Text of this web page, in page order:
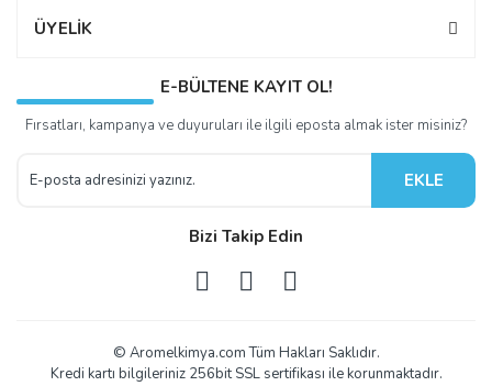
ÜYELİK
E-BÜLTENE KAYIT OL!
Fırsatları, kampanya ve duyuruları ile ilgili eposta almak ister misiniz?
EKLE
Bizi Takip Edin
© Aromelkimya.com Tüm Hakları Saklıdır.
Kredi kartı bilgileriniz 256bit SSL sertifikası ile korunmaktadır.